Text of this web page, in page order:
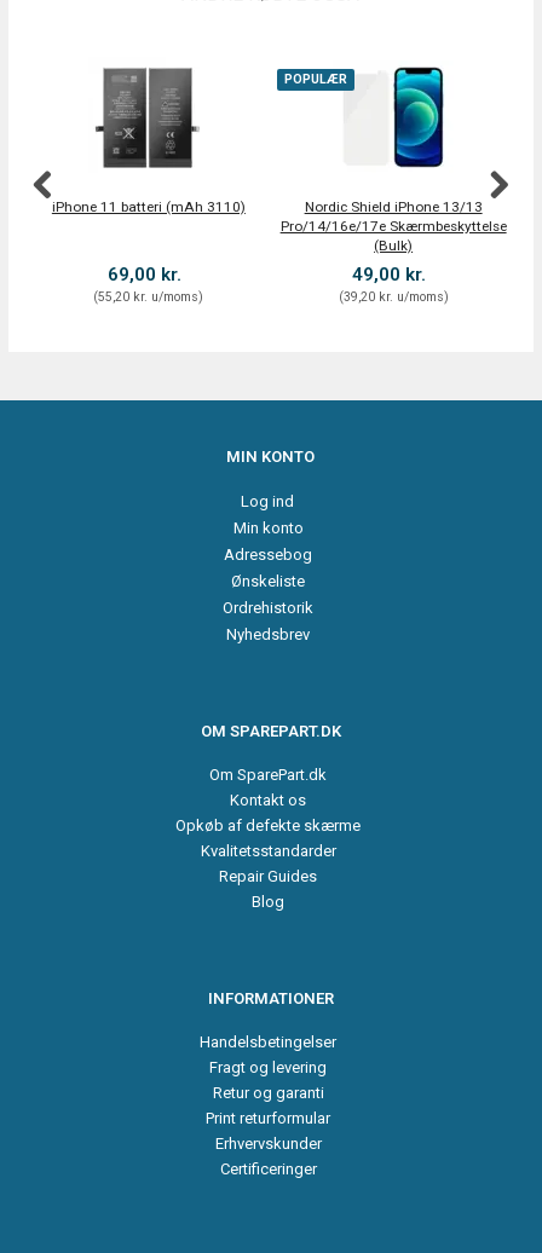
iPhone 11 batteri (mAh 3110)
69,00 kr.
(55,20 kr. u/moms)
POPULÆR
Nordic Shield iPhone 13/13
Pro/14/16e/17e Skærmbeskyttelse
(Bulk)
49,00 kr.
(39,20 kr. u/moms)
MIN KONTO
Log ind
Min konto
Adressebog
Ønskeliste
Ordrehistorik
Nyhedsbrev
OM SPAREPART.DK
Om SparePart.dk
Kontakt os
Opkøb af defekte skærme
Kvalitetsstandarder
Repair Guides
Blog
INFORMATIONER
Handelsbetingelser
Fragt og levering
Retur og garanti
Print returformular
Erhvervskunder
Certificeringer